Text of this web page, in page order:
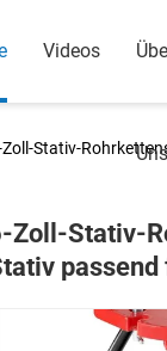
Videos
Uns
Zoll-Stativ-
Zoll-Stativ-